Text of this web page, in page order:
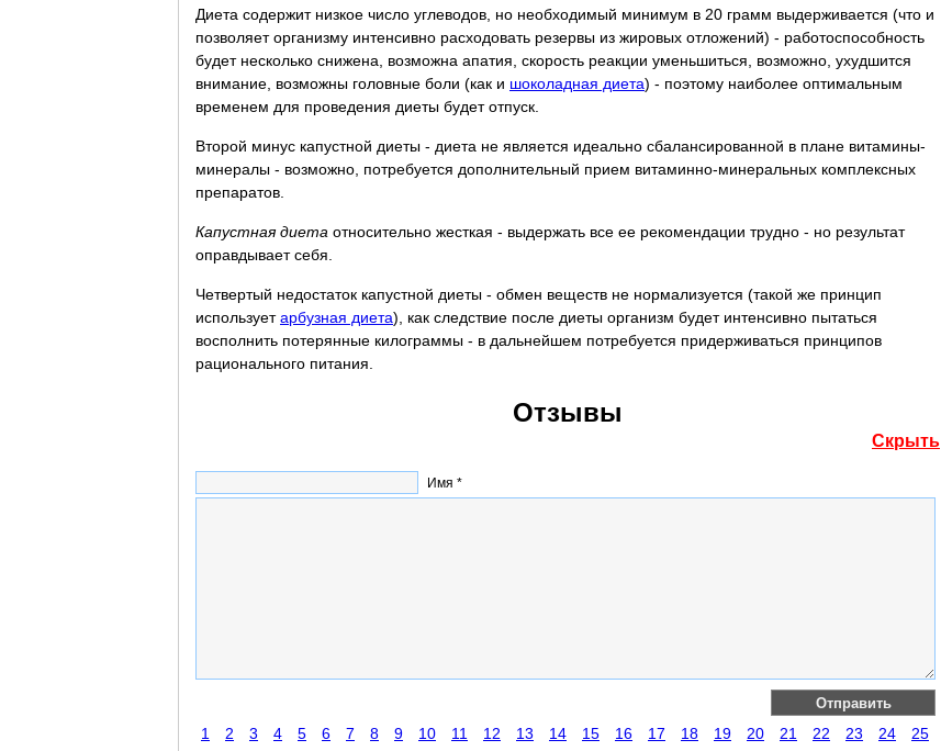
Диета содержит низкое число углеводов, но необходимый минимум в 20 грамм выдерживается (что и
позволяет организму интенсивно расходовать резервы из жировых отложений) - работоспособность
будет несколько снижена, возможна апатия, скорость реакции уменьшиться, возможно, ухудшится
внимание, возможны головные боли (как и шоколадная диета) - поэтому наиболее оптимальным
временем для проведения диеты будет отпуск.
Второй минус капустной диеты - диета не является идеально сбалансированной в плане витамины-
минералы - возможно, потребуется дополнительный прием витаминно-минеральных комплексных
препаратов.
Капустная диета относительно жесткая - выдержать все ее рекомендации трудно - но результат
оправдывает себя.
Четвертый недостаток капустной диеты - обмен веществ не нормализуется (такой же принцип
используетарбузная диета), как следствие после диеты организм будет интенсивно пытаться
восполнить потерянные килограммы - в дальнейшем потребуется придерживаться принципов
рационального питания.
Отзывы
Скрыть
Имя *
1 2 3 4 5 6 7 8 9 10 11 12 13 14 15 16 17 18 19 20 21 22 23 24
25